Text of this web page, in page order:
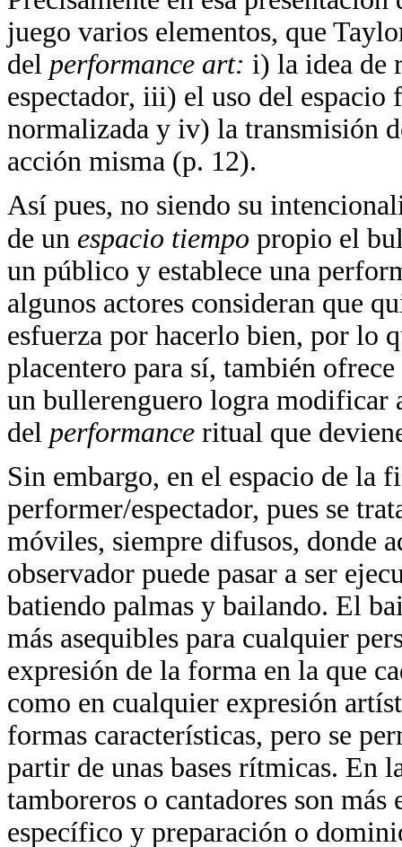
juego varios elementos, que
del performance art: i) la idea de
espectador, iii) el uso del
normalizada y iv) la transmisión
acción misma (p. 12).
Así pues, no siendo su
de un espacio tiempo propio el
un público y establece una
algunos actores consideran que
esfuerza por hacerlo bien, por lo
placentero para sí, también
un bullerenguero logra modificar
del performance ritual que
Sin embargo, en el espacio de la
performer/espectador, pues se
móviles, siempre difusos, donde
observador puede pasar a ser
batiendo palmas y bailando. El
más asequibles para cualquier
expresión de la forma en la que
como en cualquier expresión
formas características, pero se
partir de unas bases rítmicas. En
tamboreros o cantadores son
específico y preparación o